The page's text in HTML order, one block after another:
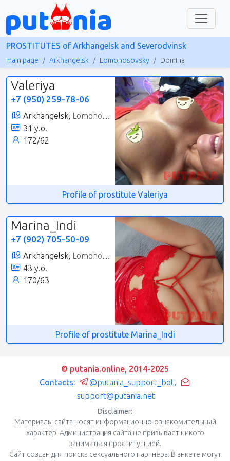
PROSTITUTES of Arkhangelsk and Severodvinsk
main page Arkhangelsk Lomonosovsky Domina
Valeriya
+7 (950) 259-78-06
Arkhangelsk, Lomonosovsky
31 y.o.
172/62
Profile of prostitute Valeriya
Marina_Indi
+7 (902) 705-50-09
Arkhangelsk, Lomonosovsky
43 y.o.
170/63
Profile of prostitute Marina_Indi
© putania.online, 2014-2025
Contacts:
@putania_support_bot,
support@putania.net
Disclaimer:
Материалы сайта носят информационно-ознакомительный
характер. Администрация сайта не призывает никого
заниматься проститутцией.
Сайт создан для поиска сексуального партнёра. В анкете могут